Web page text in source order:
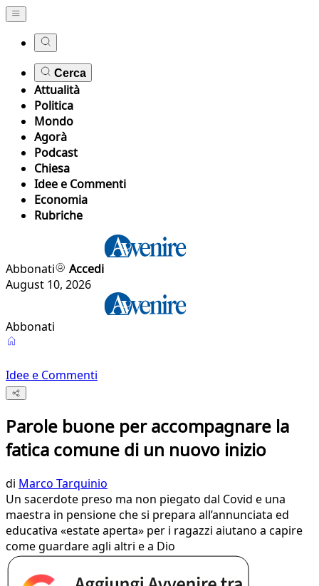
Cerca
Attualità
Politica
Mondo
Agorà
Podcast
Chiesa
Idee e Commenti
Economia
Rubriche
Abbonati
Accedi
August 10, 2026
Abbonati
Idee e Commenti
Parole buone per accompagnare la
fatica comune di un nuovo inizio
di Marco Tarquinio
Un sacerdote preso ma non piegato dal Covid e una
maestra in pensione che si prepara all’annunciata ed
educativa «estate aperta» per i ragazzi aiutano a capire
come guardare agli altri e a Dio